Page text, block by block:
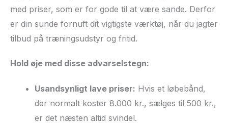
med priser, som er for gode til at være sande. Derfor
er din sunde fornuft dit vigtigste værktøj, når du jagter
tilbud på træningsudstyr og fritid.
Hold øje med disse advarselstegn:
Usandsynligt lave priser: Hvis et løbebånd,
der normalt koster 8.000 kr., sælges til 500 kr.,
er det næsten altid svindel.